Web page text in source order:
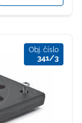
Obj. číslo
341/3